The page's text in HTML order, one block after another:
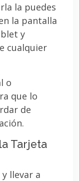
la puedes
la pantalla
y
cualquier
o
que lo
de
Tarjeta
llevar a